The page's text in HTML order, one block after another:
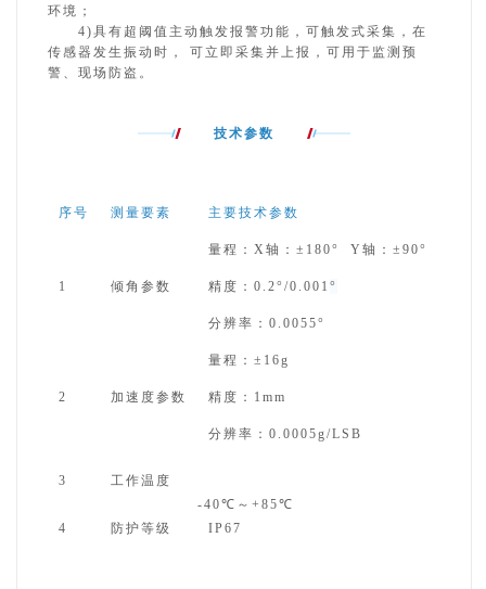
环境；
4)具有超阈值主动触发报警功能，可触发式采集，在
传感器发生振动时， 可立即采集并上报，可用于监测预
警、现场防盗。
技术参数
序号 测量要素 主要技术参数
1 倾角参数
量程：X轴：±180° Y轴：±90°
精度：0.2°/0.001°
分辨率：0.0055°
2 加速度参数
量程：±16g
精度： 1mm
分辨率：0.0005g/LSB
3
工作温度
-40℃～+85℃
4
防护等级 IP67